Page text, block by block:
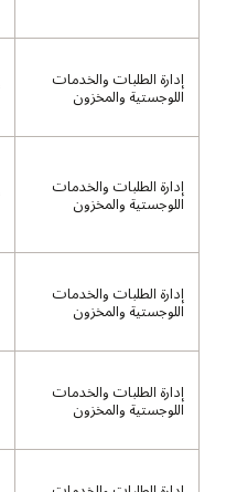
إدارة الطلبات والخدمات
اللوجستية والمخزون
إدارة الطلبات والخدمات
اللوجستية والمخزون
إدارة الطلبات والخدمات
اللوجستية والمخزون
إدارة الطلبات والخدمات
اللوجستية والمخزون